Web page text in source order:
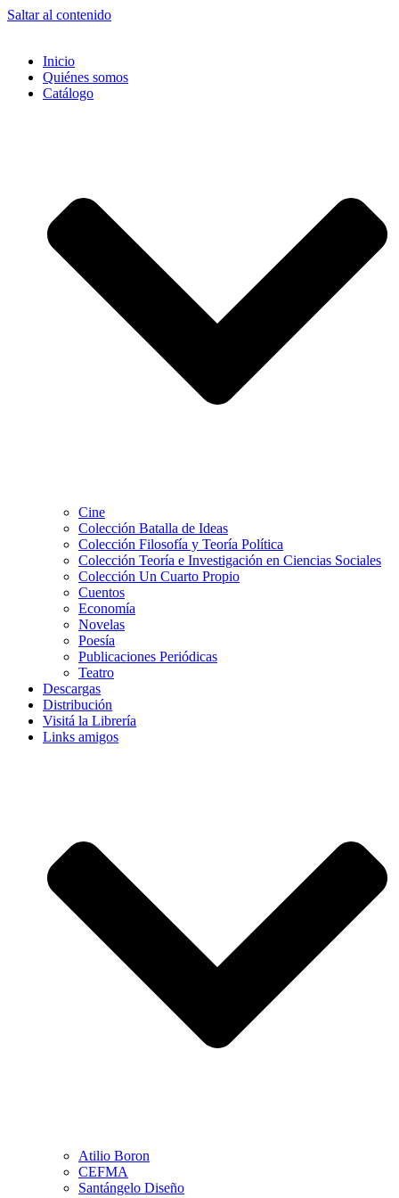
Saltar al contenido
Inicio
Quiénes somos
Catálogo
Cine
Colección Batalla de Ideas
Colección Filosofía y Teoría Política
Colección Teoría e Investigación en Ciencias Sociales
Colección Un Cuarto Propio
Cuentos
Economía
Novelas
Poesía
Publicaciones Periódicas
Teatro
Descargas
Distribución
Visitá la Librería
Links amigos
Atilio Boron
CEFMA
Santángelo Diseño